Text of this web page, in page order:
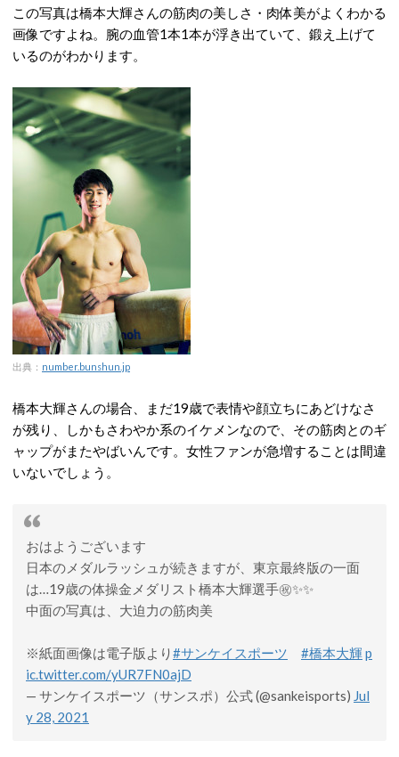
この写真は橋本大輝さんの筋肉の美しさ・肉体美がよくわかる
画像ですよね。腕の血管1本1本が浮き出ていて、鍛え上げて
いるのがわかります。
出典： number.bunshun.jp
橋本大輝さんの場合、まだ19歳で表情や顔立ちにあどけなさ
が残り、しかもさわやか系のイケメンなので、その筋肉とのギ
ャップがまたやばいんです。女性ファンが急増することは間違
いないでしょう。
おはようございます
日本のメダルラッシュが続きますが、東京最終版の一面
は…19歳の体操金メダリスト橋本大輝選手㊗️✨✨
中面の写真は、大迫力の筋肉美
※紙面画像は電子版より#サンケイスポーツ #橋本大輝p
ic.twitter.com/yUR7FN0ajD
— サンケイスポーツ（サンスポ）公式 (@sankeisports) Jul
y 28, 2021